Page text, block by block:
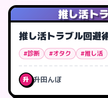
推し活ト
推し活トラブル回避
#診断 #オタク #推し活
升 升田んぼ